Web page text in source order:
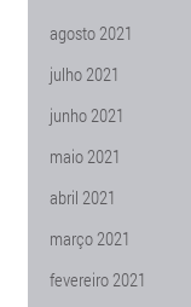
agosto 2021
julho 2021
junho 2021
maio 2021
abril 2021
março 2021
fevereiro 2021